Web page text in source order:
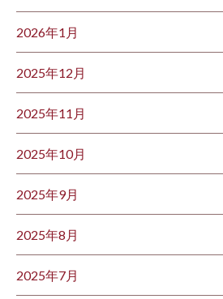
2026年1月
2025年12月
2025年11月
2025年10月
2025年9月
2025年8月
2025年7月